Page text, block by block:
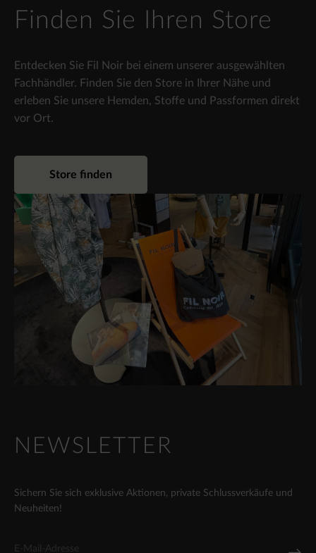
Finden Sie Ihren Store
Entdecken Sie Fil Noir bei einem unserer ausgewählten
Fachhändler. Finden Sie den Store in Ihrer Nähe und
erleben Sie unsere Hemden, Stoffe und Passformen direkt
vor Ort.
Store finden
NEWSLETTER
Sichern Sie sich exklusive Aktionen, private Schlussverkäufe und
Neuheiten!